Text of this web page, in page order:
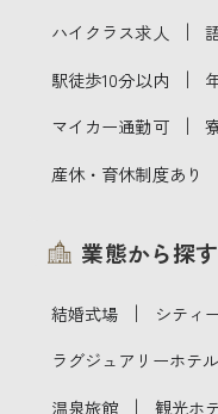
ハイクラス求人 ｜
駅徒歩10分以内 ｜
マイカー通勤可 ｜
産休・育休制度あり
業態から探す
結婚式場 ｜ シティ
ラグジュアリーホテル
温泉旅館 ｜ 観光ホ